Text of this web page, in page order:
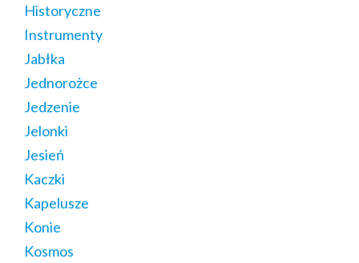
Historyczne
Instrumenty
Jabłka
Jednorożce
Jedzenie
Jelonki
Jesień
Kaczki
Kapelusze
Konie
Kosmos